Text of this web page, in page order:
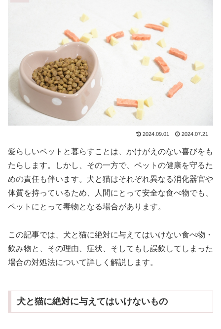
2024.09.01 2024.07.21
愛らしいペットと暮らすことは、かけがえのない喜びをも
たらします。しかし、その一方で、ペットの健康を守るた
めの責任も伴います。犬と猫はそれぞれ異なる消化器官や
体質を持っているため、人間にとって安全な食べ物でも、
ペットにとって毒物となる場合があります。
この記事では、犬と猫に絶対に与えてはいけない食べ物・
飲み物と、その理由、症状、そしてもし誤飲してしまった
場合の対処法について詳しく解説します。
犬と猫に絶対に与えてはいけないもの